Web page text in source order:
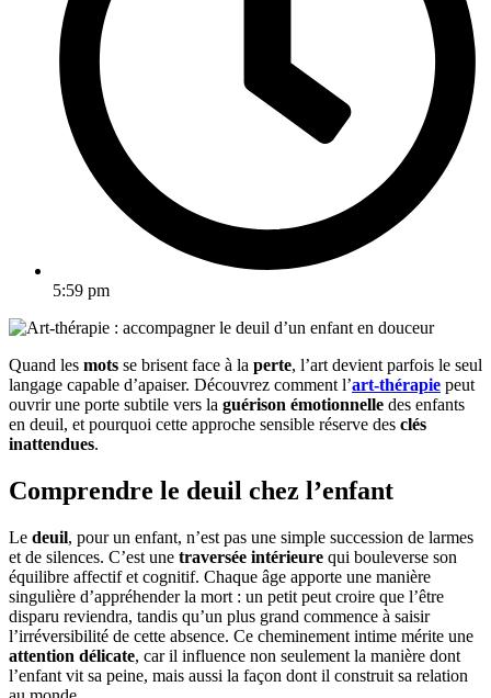
5:59 pm
Quand les mots se brisent face à la perte, l’art devient parfois le seul
langage capable d’apaiser. Découvrez comment l’art-thérapie peut
ouvrir une porte subtile vers la guérison émotionnelle des enfants
en deuil, et pourquoi cette approche sensible réserve des clés
inattendues.
Comprendre le deuil chez l’enfant
Le deuil, pour un enfant, n’est pas une simple succession de larmes
et de silences. C’est une traversée intérieure qui bouleverse son
équilibre affectif et cognitif. Chaque âge apporte une manière
singulière d’appréhender la mort : un petit peut croire que l’être
disparu reviendra, tandis qu’un plus grand commence à saisir
l’irréversibilité de cette absence. Ce cheminement intime mérite une
attention délicate, car il influence non seulement la manière dont
l’enfant vit sa peine, mais aussi la façon dont il construit sa relation